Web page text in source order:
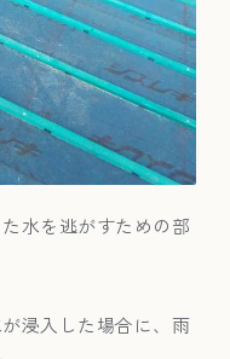
水を逃がすための部
浸入した場合に、雨